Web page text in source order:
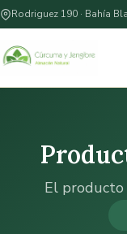
Rodriguez 190 · Bahía
El producto